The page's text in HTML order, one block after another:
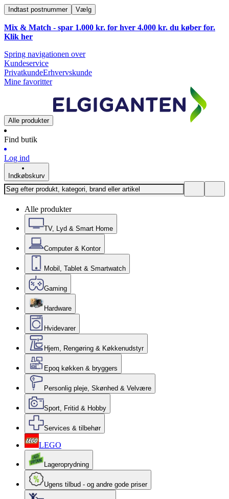
Indtast postnummer Vælg
Mix & Match - spar 1.000 kr. for hver 4.000 kr. du køber for.
Klik her
Spring navigationen over
Kundeservice
PrivatkundeErhvervskunde
Mine favoritter
Alle produkter
Find butik
Log ind
Indkøbskurv
Alle produkter
TV, Lyd & Smart Home
Computer & Kontor
Mobil, Tablet & Smartwatch
Gaming
Hardware
Hvidevarer
Hjem, Rengøring & Køkkenudstyr
Epoq køkken & bryggers
Personlig pleje, Skønhed & Velvære
Sport, Fritid & Hobby
Services & tilbehør
LEGO
Lageroprydning
Ugens tilbud - og andre gode priser